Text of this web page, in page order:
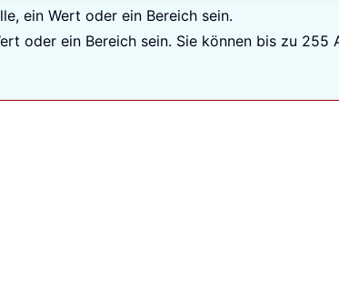
ein Wert oder ein Bereich sein.
oder ein Bereich sein. Sie können bis zu 255